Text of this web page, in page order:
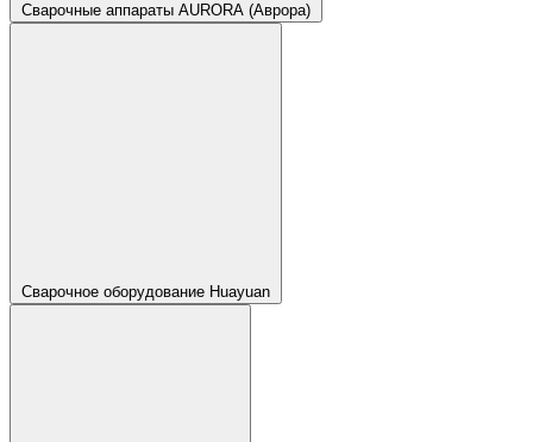
Сварочные аппараты AURORA (Аврора)
Сварочное оборудование Huayuan